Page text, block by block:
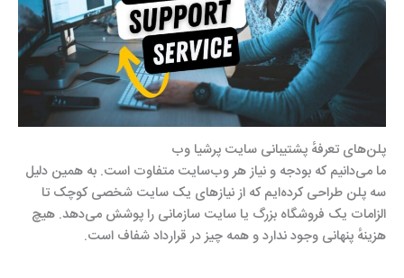
پلن‌های تعرفهٔ پشتیبانی سایت پرشیا وب
ما می‌دانیم که بودجه و نیاز هر وب‌سایت متفاوت است. به همین دلیل
سه پلن طراحی کرده‌ایم که از نیازهای یک سایت شخصی کوچک تا
الزامات یک فروشگاه بزرگ یا سایت سازمانی را پوشش می‌دهد. هیچ
هزینهٔ پنهانی وجود ندارد و همه چیز در قرارداد شفاف است.